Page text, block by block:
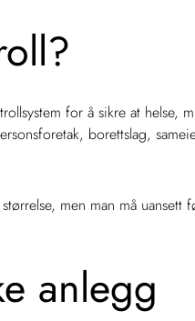
for å sikre at helse,
borettslag,
men man må uansett
anlegg